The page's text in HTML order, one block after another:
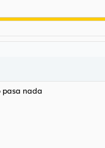
pasa nada